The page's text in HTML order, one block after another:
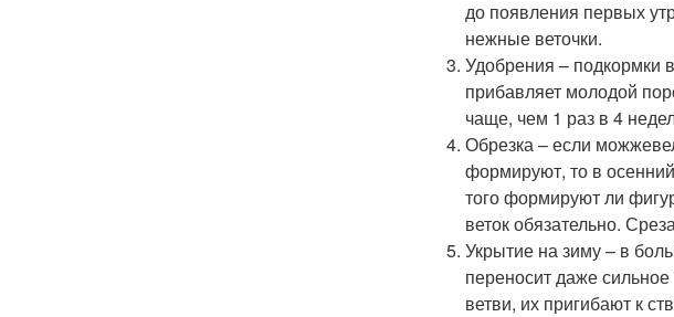
до появления первых
нежные веточки.
Удобрения – подкормки
прибавляет молодой
чаще, чем 1 раз в 4
Обрезка – если
формируют, то в
того формируют ли
веток обязательно.
Укрытие на зиму – в
переносит даже
ветви, их пригибают к